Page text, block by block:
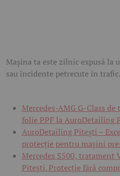
Mașina ta este zilnic expusă la
sau incidente petrecute în trafic.
Mercedes-AMG G-Class
folie PPF la AuroDetailing
AuroDetailing Pitești –
protecție pentru mașini
Mercedes S500,
Pitești. Protecție fără